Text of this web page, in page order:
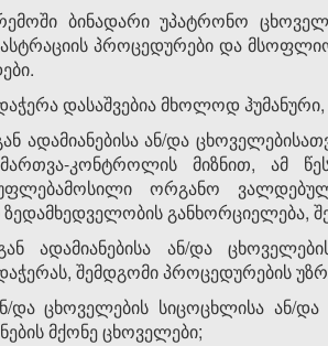
ბინადარი უპატრონო
პროცედურები და
დასაშვებია მხოლოდ
ადამიანებისა ან/და
მართვა-კონტროლის მიზნით, ამ
უფლებამოსილი ორგანო
ზედამხედველობის
ადამიანებისა ან/და
შემდგომი პროცედურების
ან/და ცხოველების სიცოცხლისა ან/
მქონე ცხოველები;